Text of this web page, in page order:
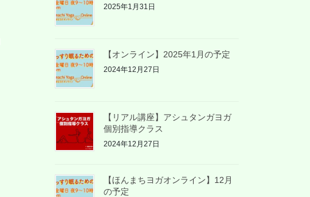
2025年1月31日
【オンライン】2025年1月の予定
2024年12月27日
【リアル講座】アシュタンガヨガ
個別指導クラス
2024年12月27日
【ほんまちヨガオンライン】12月
の予定